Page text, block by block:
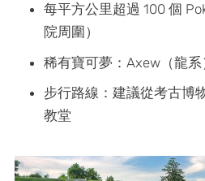
每平方公里超過 100 個
院周圍）
稀有寶可夢：Axew（龍系
步行路線：建議從考古博
教堂